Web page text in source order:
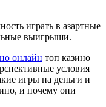
играть в азартные
выигрыши.
онлайн топ казино
условия
игры на деньги и
и почему они